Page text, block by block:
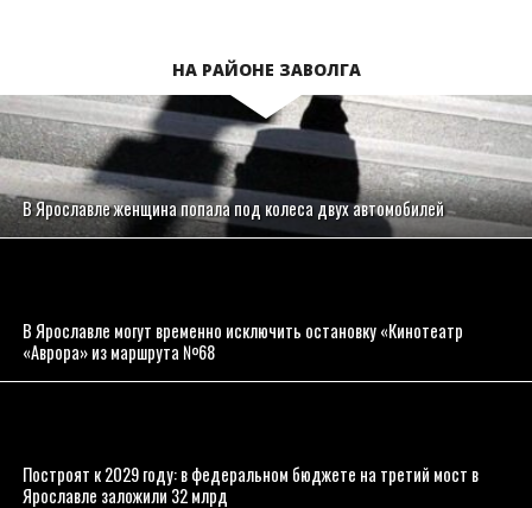
НА РАЙОНЕ ЗАВОЛГА
В Ярославле женщина попала под колеса двух автомобилей
В Ярославле могут временно исключить остановку «Кинотеатр
«Аврора» из маршрута №68
Построят к 2029 году: в федеральном бюджете на третий мост в
Ярославле заложили 32 млрд